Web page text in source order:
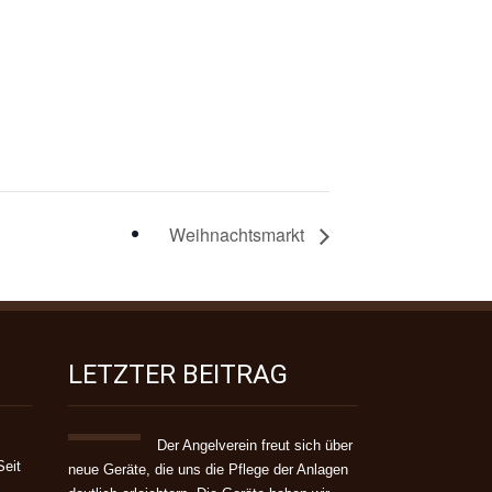
Weihnachtsmarkt
LETZTER BEITRAG
Der Angelverein freut sich über
neue Geräte, die uns die Pflege der Anlagen